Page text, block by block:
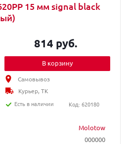
15 мм signal black
Molotow
000000
814 руб.
В корзину
Самовывоз
Курьер, ТК
Есть в наличии
Код: 620180